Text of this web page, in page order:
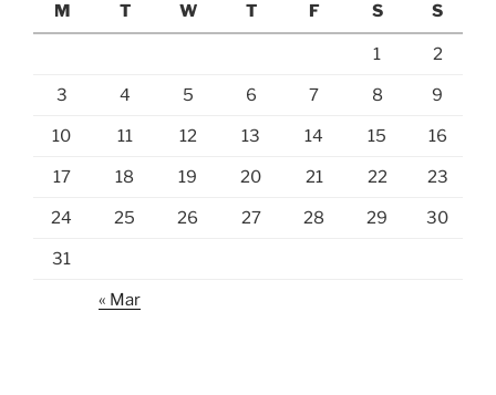
M
T W T F S S
1 2
3 4 5 6 7 8 9
10 11 12 13 14 15 16
17 18 19 20 21 22 23
24 25 26 27 28 29 30
31
« Mar